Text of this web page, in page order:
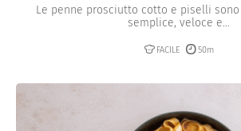
Le penne prosciutto cotto e piselli
semplice, veloce e...
FACILE 50m